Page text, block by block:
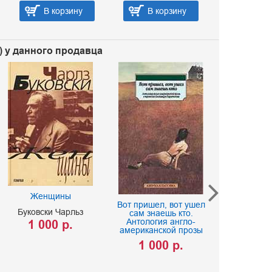
В корзину В корзину
у данного продавца
Женщины
Буковски Чарльз
1 000 р.
Вот пришел, вот ушел
сам знаешь кто.
Антология англо-
американской прозы
1 000 р.